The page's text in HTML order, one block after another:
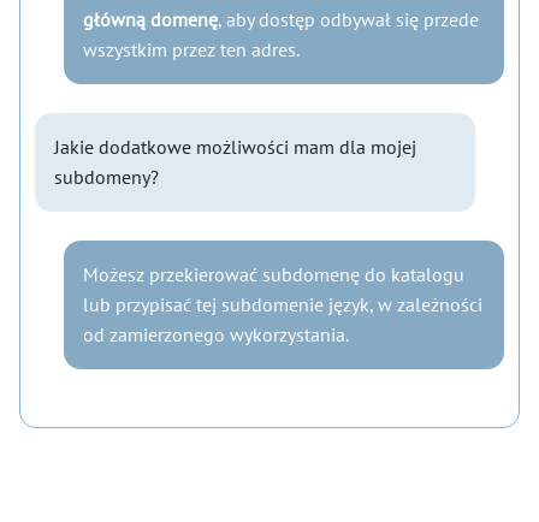
główną domenę, aby dostęp odbywał się przede
wszystkim przez ten adres.
Jakie dodatkowe możliwości mam dla mojej
subdomeny?
Możesz przekierować subdomenę do katalogu
lub przypisać tej subdomenie język, w zależności
od zamierzonego wykorzystania.